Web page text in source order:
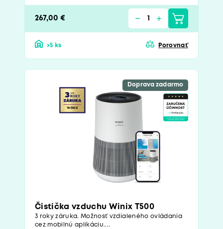
267,00 €
>5 ks Porovnať
Doprava zadarmo
Čistička vzduchu Winix T500
3 roky záruka. Možnosť vzdialeného ovládania
cez mobilnú aplikáciu....